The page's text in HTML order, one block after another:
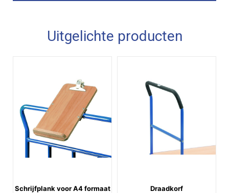
Uitgelichte producten
Schrijfplank voor A4 formaat Draadkorf